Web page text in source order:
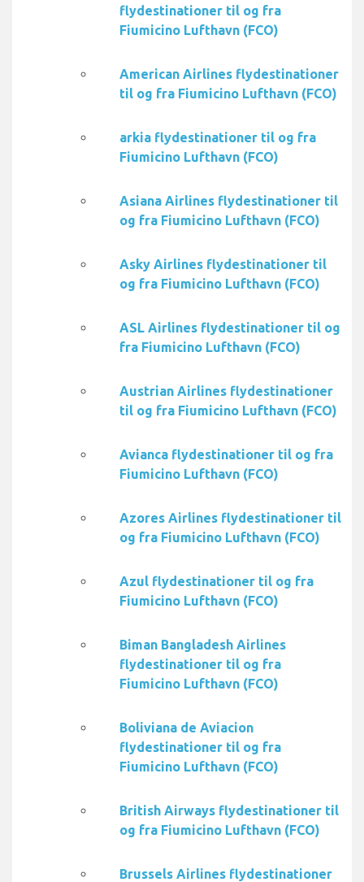
flydestinationer til og fra
Fiumicino Lufthavn (FCO)
American Airlines flydestinationer
til og fra Fiumicino Lufthavn (FCO)
arkia flydestinationer til og fra
Fiumicino Lufthavn (FCO)
Asiana Airlines flydestinationer til
og fra Fiumicino Lufthavn (FCO)
Asky Airlines flydestinationer til
og fra Fiumicino Lufthavn (FCO)
ASL Airlines flydestinationer til og
fra Fiumicino Lufthavn (FCO)
Austrian Airlines flydestinationer
til og fra Fiumicino Lufthavn (FCO)
Avianca flydestinationer til og fra
Fiumicino Lufthavn (FCO)
Azores Airlines flydestinationer til
og fra Fiumicino Lufthavn (FCO)
Azul flydestinationer til og fra
Fiumicino Lufthavn (FCO)
Biman Bangladesh Airlines
flydestinationer til og fra
Fiumicino Lufthavn (FCO)
Boliviana de Aviacion
flydestinationer til og fra
Fiumicino Lufthavn (FCO)
British Airways flydestinationer til
og fra Fiumicino Lufthavn (FCO)
Brussels Airlines flydestinationer